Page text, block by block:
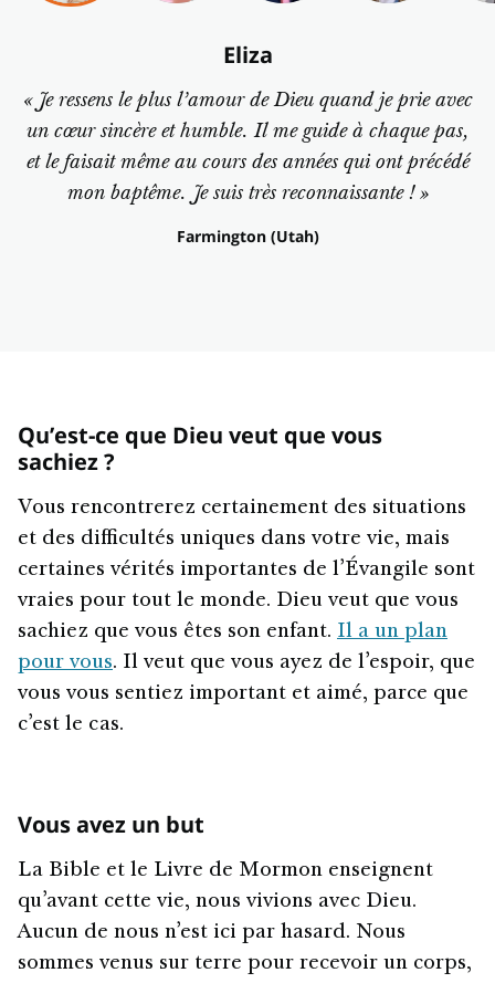
Eliza
« Je ressens le plus l’amour de Dieu quand je prie avec
un cœur sincère et humble. Il me guide à chaque pas,
et le faisait même au cours des années qui ont précédé
mon baptême. Je suis très reconnaissante ! »
Farmington (Utah)
Qu’est-ce que Dieu veut que vous
sachiez ?
Vous rencontrerez certainement des situations
et des difficultés uniques dans votre vie, mais
certaines vérités importantes de l’Évangile sont
vraies pour tout le monde. Dieu veut que vous
sachiez que vous êtes son enfant. Il a un plan
pour vous. Il veut que vous ayez de l’espoir, que
vous vous sentiez important et aimé, parce que
c’est le cas.
Vous avez un but
La Bible et le Livre de Mormon enseignent
qu’avant cette vie, nous vivions avec Dieu.
Aucun de nous n’est ici par hasard. Nous
sommes venus sur terre pour recevoir un corps,